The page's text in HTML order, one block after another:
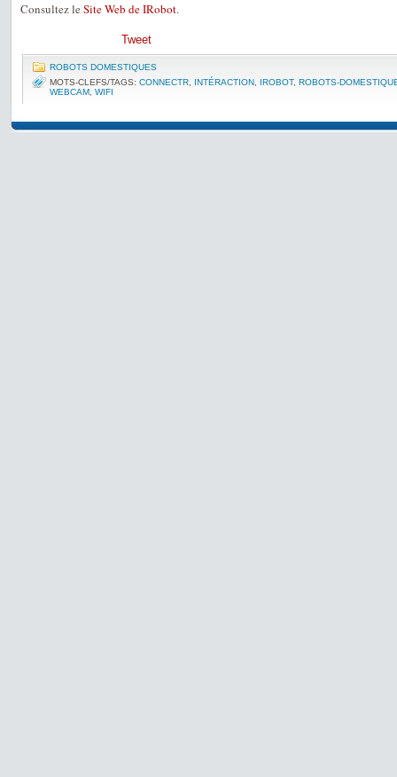
Consultez le Site Web de IRobot.
Tweet
ROBOTS DOMESTIQUES
MOTS-CLEFS/TAGS: CONNECTR INTÉRACTION IROBOT, ROBOTS-
WEBCAM WIFI